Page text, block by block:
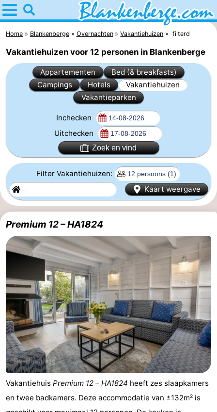
Home
Blankenberge
Tips
Voor
Appartementen
-
Holiday
Suites
Zeebrugge
Residentie
Green
Garden
-
Seaside
Blankenberge
Bed
(&
breakfasts)
Campings
Hotels
Vakantiehuizen
-
Beachside
-
Blankenberger
Duinen
-
Center
Parcs
De
Last
minutes
Strand
Zien
Home Blankenberge Overnachten Vakantiehuizen filterd
Vakantiehuizen voor 12 personen in Blankenberge
Appartementen
Bed (& breakfasts)
Campings
Hotels
Vakantiehuizen
Vakantieparken
Inchecken
Uitchecken
Zoek en vind
Filter Vakantiehuizen:
Kaart weergave
Premium 12 – HA1824
Vakantiehuis Premium 12 – HA1824 heeft zes slaapkamers
en twee badkamers. Deze accommodatie van ±132m² is